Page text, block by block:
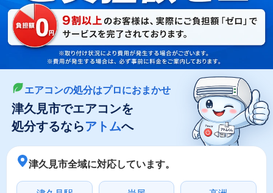
LINEやメールでカンタン依頼
メールで回収依頼 LINEで回収依頼
エアコンの処分はプロにおまかせ
津久見市でエアコンを
処分するならアトムへ
津久見市全域に対応しています。